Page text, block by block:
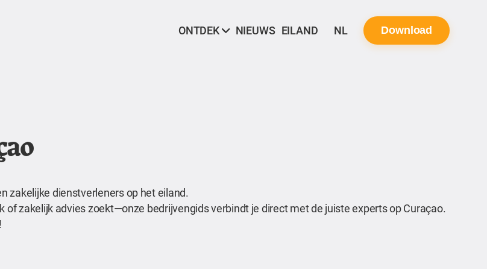
ONTDEK NIEUWS EILAND NL Download
zakelijke dienstverleners op het eiland.
of zakelijk advies zoekt—onze bedrijvengids verbindt je direct met de juiste experts op Curaçao.